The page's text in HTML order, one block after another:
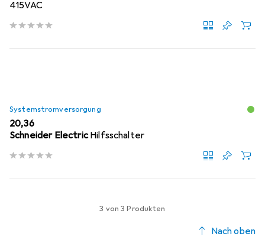
415VAC
Systemstromversorgung
EUR
20,36
Schneider Electric Hilfsschalter
3 von 3 Produkten
Nach oben